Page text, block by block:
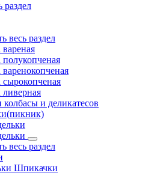
раздел
весь раздел
вареная
полукопченая
варенокопченая
сырокопченая
ливерная
колбасы и деликатесов
весь раздел
Шпикачки